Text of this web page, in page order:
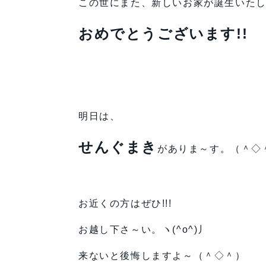
この世にまた、新しいお家が誕生いた
おめでとうございます!!
明日は、
せんぐまき がありま～す。（＾◇
お近くの方はぜひ!!!
お越し下さ～い。ヽ(^o^)丿
来ないと後悔しますよ～（＾◇＾）